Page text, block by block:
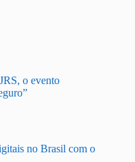
o evento
no Brasil com o